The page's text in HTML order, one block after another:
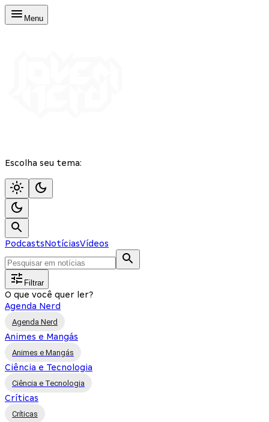
Menu
Escolha seu tema:
PodcastsNotíciasVídeos
Filtrar
O que você quer ler?
Agenda Nerd
Agenda Nerd
Animes e Mangás
Animes e Mangás
Ciência e Tecnologia
Ciência e Tecnologia
Críticas
Críticas